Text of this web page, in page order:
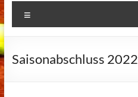
Saisonabschluss 2022